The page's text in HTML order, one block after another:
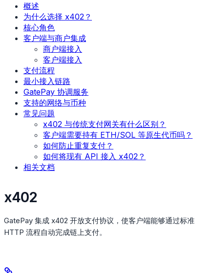
概述
为什么选择 x402？
核心角色
客户端与商户集成
商户端接入
客户端接入
支付流程
最小接入链路
GatePay 协调服务
支持的网络与币种
常见问题
x402 与传统支付网关有什么区别？
客户端需要持有 ETH/SOL 等原生代币吗？
如何防止重复支付？
如何将现有 API 接入 x402？
相关文档
x402
GatePay 集成 x402 开放支付协议，使客户端能够通过标准
HTTP 流程自动完成链上支付。